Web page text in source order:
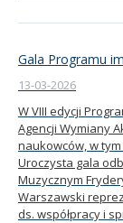
Gala Programu
13-03-2026
W VIII edycji
Agencji Wymiany
naukowców, w
Uroczysta gala
Muzycznym
Warszawski
ds. współpracy i